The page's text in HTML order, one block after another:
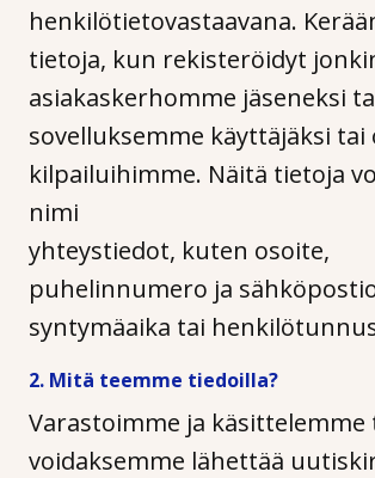
henkilötietovastaavana.
tietoja, kun rekisteröidyt
asiakaskerhomme jäseneksi
sovelluksemme käyttäjäksi
kilpailuihimme. Näitä tietoja
nimi
yhteystiedot, kuten osoite,
puhelinnumero ja
syntymäaika tai
2. Mitä teemme tiedoilla?
Varastoimme ja käsittelemme
voidaksemme lähettää